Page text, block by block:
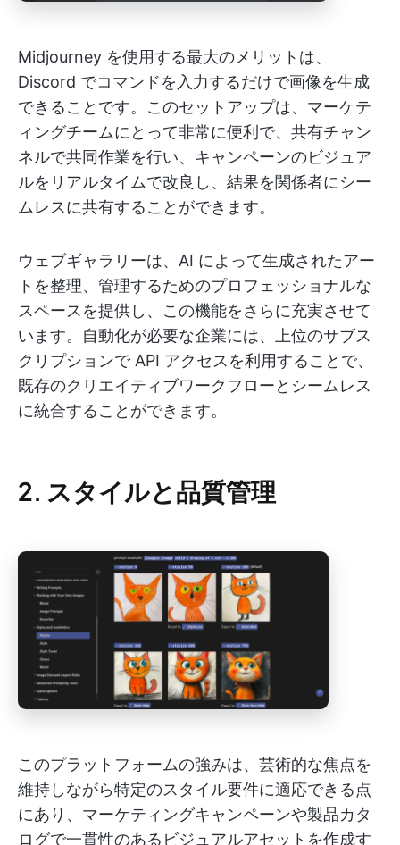
Midjourney を使用する最大のメリットは、
Discord でコマンドを入力するだけで画像を生成
できることです。このセットアップは、マーケテ
ィングチームにとって非常に便利で、共有チャン
ネルで共同作業を行い、キャンペーンのビジュア
ルをリアルタイムで改良し、結果を関係者にシー
ムレスに共有することができます。
ウェブギャラリーは、AI によって生成されたアー
トを整理、管理するためのプロフェッショナルな
スペースを提供し、この機能をさらに充実させて
います。自動化が必要な企業には、上位のサブス
クリプションで API アクセスを利用することで、
既存のクリエイティブワークフローとシームレス
に統合することができます。
2. スタイルと品質管理
このプラットフォームの強みは、芸術的な焦点を
維持しながら特定のスタイル要件に適応できる点
にあり、マーケティングキャンペーンや製品カタ
ログで一貫性のあるビジュアルアセットを作成す